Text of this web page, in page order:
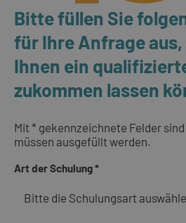
Bitte füllen Sie
für Ihre Anfrage
Ihnen ein
zukommen lassen
Mit * gekennzeichnete Felder
müssen ausgefüllt werden.
Art der Schulung *